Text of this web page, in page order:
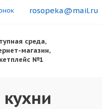
rosopeka@mail.ru
среда,
магазин,
№1